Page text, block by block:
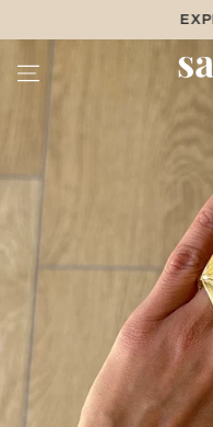
RAPIDE EN 48H